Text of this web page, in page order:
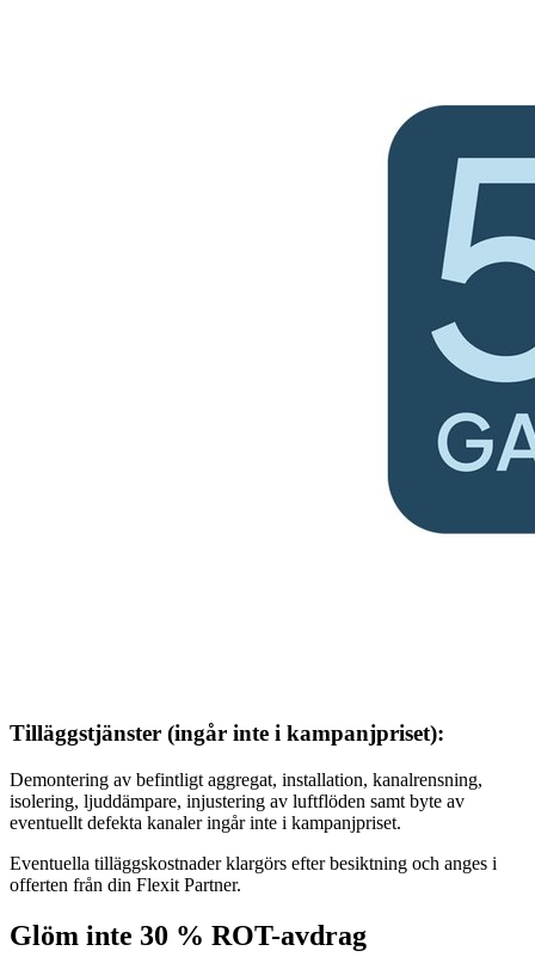
Tilläggstjänster (ingår inte i kampanjpriset):
Demontering av befintligt aggregat, installation, kanalrensning,
isolering, ljuddämpare, injustering av luftflöden samt byte av
eventuellt defekta kanaler ingår inte i kampanjpriset.
Eventuella tilläggskostnader klargörs efter besiktning och anges i
offerten från din Flexit Partner.
Glöm inte 30 % ROT-avdrag